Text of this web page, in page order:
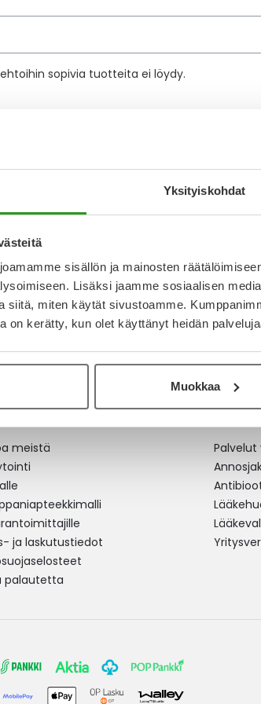
Yksityiskohdat
sisällön ja mainosten
Lisäksi jaamme sosiaalisen
siitä, miten käytät sivustoamme.
on kerätty, kun olet käyttänyt heidän
Muokkaa
sopivia tuotteita ei löydy.
netistä
verkkoapteekista
ja toimitustavat
kysyttyä
Apteekki
meistä
ja laskutustiedot
palautetta
Palvelut